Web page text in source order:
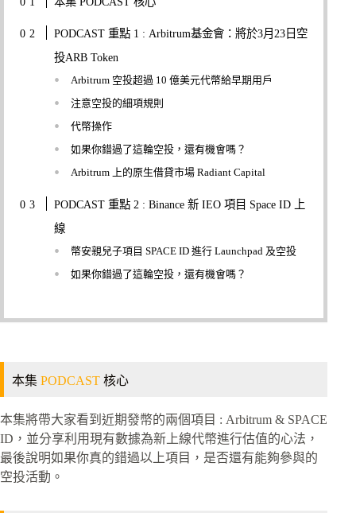
PODCAST 重點 1 : Arbitrum基金會：將於3月23日空
投ARB Token
Arbitrum 空投超過 10 億美元代幣給早期用戶
注意空投的細項規則
代幣操作
如果你錯過了這輪空投，還有機會嗎？
Arbitrum 上的原生借貸市場 Radiant Capital
PODCAST 重點 2 : Binance 新 IEO 項目 Space ID 上
線
幣安親兒子項目 SPACE ID 進行 Launchpad 及空投
如果你錯過了這輪空投，還有機會嗎？
本集 PODCAST 核心
本集將帶大家看到近期發幣的兩個項目 : Arbitrum & SPACE
ID，並分享利用現有數據為新上線代幣進行估值的心法，
最後說明如果你真的錯過以上項目，是否還有能夠參與的
空投活動。